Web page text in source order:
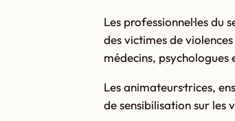
Les professionnel·les
des victimes de
médecins,
Les animateurs·trices,
de sensibilisation sur les